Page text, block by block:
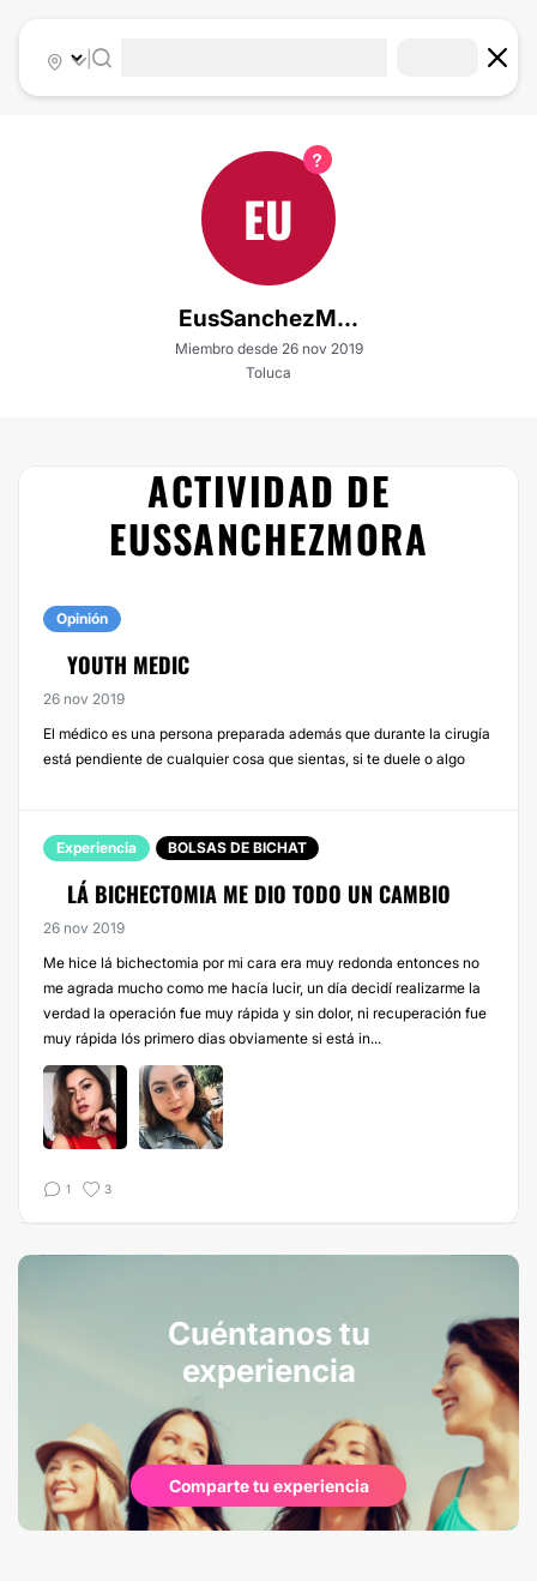
|
EU
EusSanchezM...
Miembro desde 26 nov 2019
Toluca
ACTIVIDAD DE
EUSSANCHEZMORA
Opinión
YOUTH MEDIC
26 nov 2019
El médico es una persona preparada además que durante la cirugía
está pendiente de cualquier cosa que sientas, si te duele o algo
Experiencia BOLSAS DE BICHAT
LÁ BICHECTOMIA ME DIO TODO UN CAMBIO
26 nov 2019
Me hice lá bichectomia por mi cara era muy redonda entonces no
me agrada mucho como me hacía lucir, un día decidí realizarme la
verdad la operación fue muy rápida y sin dolor, ni recuperación fue
muy rápida lós primero dias obviamente si está in...
1 3
Cuéntanos tu
experiencia
Comparte tu experiencia